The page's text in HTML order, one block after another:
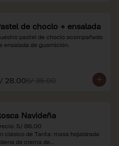
de choclo + ensalada
pastel de choclo acompañado
ensalada de guarnición.
28.00S/ 35.00
Navideña
S/ 86.00
clásico de Tanta: masa hojaldrada
de crema de